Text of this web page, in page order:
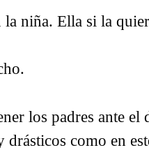
la niña. Ella si la
los padres ante
como en